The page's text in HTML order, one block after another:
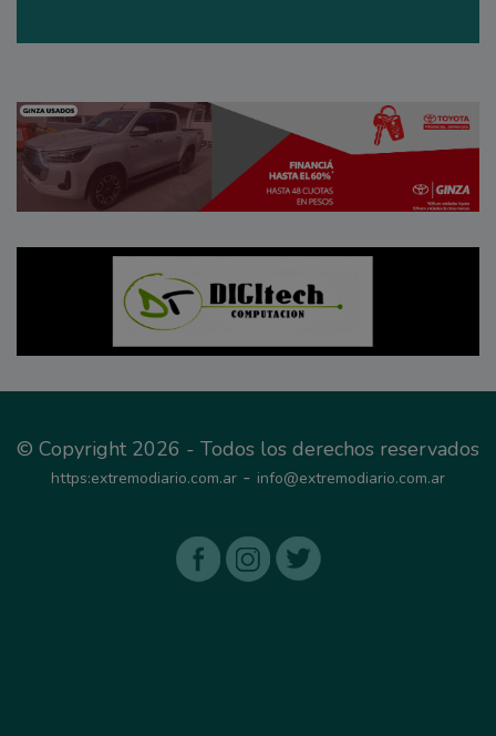
© Copyright 2026 - Todos los derechos reservados
https:extremodiario.com.ar - info@extremodiario.com.ar